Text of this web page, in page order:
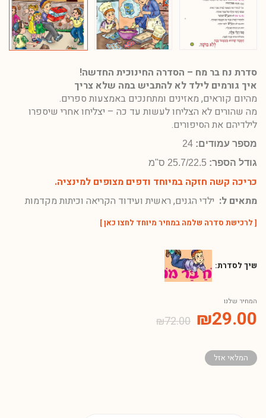
סדרת נח בר מח – הסדרה החינוכית החדשה!
איך גורמים לילד לא להתביש במה שלא צריך
מהיום קוראים, מאזינים ומתחנכים באמצעות ספרים.
מה שהורים לא הצליחו לעשות עד כה – יצליחו אחרי שיספרו
לילדיהם את הסיפורים.
מספר עמודים:
גודל הספר:
כריכה קשה חזקה במיוחד ודפים מצופים למינציה.
מתאים ל: ילדי הגנים, ראשית ועידוד הקריאה וכיתות מקדמות
[ לרכישת סדרה שלמה במחיר מיוחד לחצו כאן]
שיך לסדרת:
המחיר שלנו
₪72.00 ₪29.00
המלאי אזל